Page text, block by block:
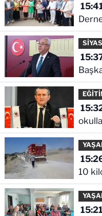
açıldı
10
15:21